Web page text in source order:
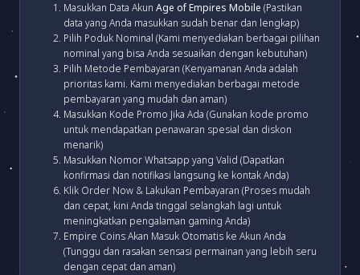
Masukkan Data Akun Age of Empires Mobile (Pastikan
data yang Anda masukkan sudah benar dan lengkap)
Pilih Poduk Nominal (Kami menyediakan berbagai pilihan
nominal yang bisa Anda sesuaikan dengan kebutuhan)
Pilih Metode Pembayaran (Kenyamanan Anda adalah
prioritas kami. Kami menyediakan berbagai metode
pembayaran yang mudah dan aman)
Masukkan Kode Promo Jika Ada (Gunakan kode promo
untuk mendapatkan penawaran spesial dan diskon
menarik)
Masukkan Nomor Whatsapp yang Valid (Dapatkan
konfirmasi dan notifikasi langsung ke kontak Anda)
Klik Order Now & Lakukan Pembayaran (Proses mudah
dan cepat, kini Anda tinggal selangkah lagi untuk
meningkatkan pengalaman gaming Anda)
Empire Coins Akan Masuk Otomatis ke Akun Anda
(Tunggu dan rasakan sensasi permainan yang lebih seru
dengan cepat dan aman)